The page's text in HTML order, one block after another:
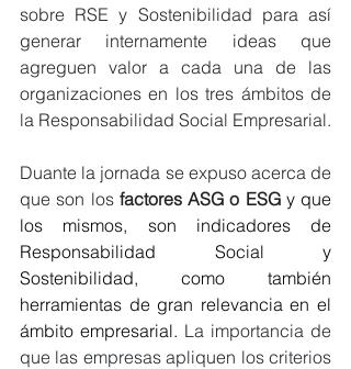
sobre RSE y Sostenibilidad para así
generar internamente ideas que
agreguen valor a cada una de las
organizaciones en los tres ámbitos de
la Responsabilidad Social Empresarial.
Duante la jornada se expuso acerca de
que son los factores ASG o ESG y que
los mismos, son indicadores de
Responsabilidad Social y
Sostenibilidad, como también
herramientas de gran relevancia en el
ámbito empresarial. La importancia de
que las empresas apliquen los criterios